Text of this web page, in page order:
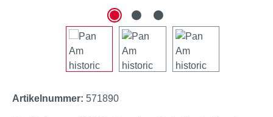
Artikelnummer: 571890